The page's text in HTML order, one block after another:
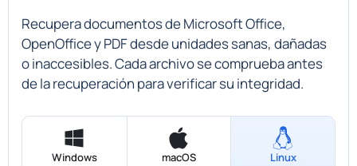
Recupera documentos de Microsoft Office,
OpenOffice y PDF desde unidades sanas, dañadas
o inaccesibles. Cada archivo se comprueba antes
de la recuperación para verificar su integridad.
Windows macOS Linux